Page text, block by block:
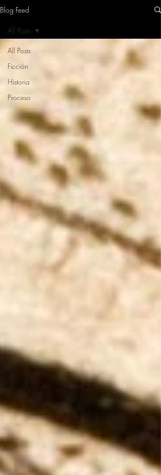
Blog Feed
All Posts
Ficción
Historia
Proceso
All Posts